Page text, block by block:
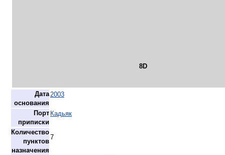
8D
Дата
основания
2003
Порт
приписки
Кадьяк
Количество
пунктов
назначения
7